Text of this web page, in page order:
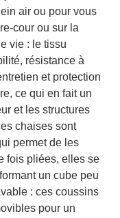
air ou pour vous
cour ou sur la
vie : le tissu
résistance à
et protection
ce qui en fait un
et les structures
chaises sont
permet de les
fois pliées, elles se
un cube peu
: ces coussins
pour un